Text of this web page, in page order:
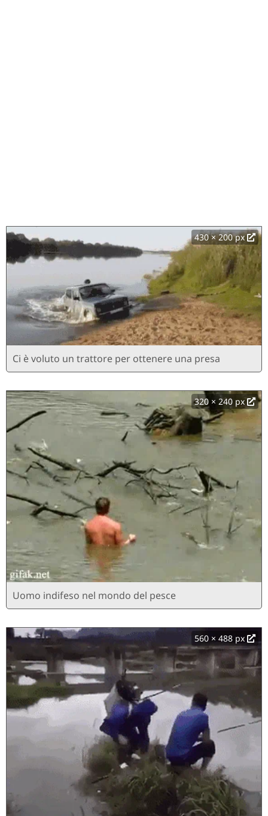
430 × 200 px
Ci è voluto un trattore per ottenere una presa
320 × 240 px
Uomo indifeso nel mondo del pesce
560 × 488 px